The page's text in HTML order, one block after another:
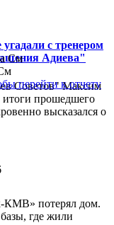
с тренером
Адиева"
Советов" Максим
прошедшего
высказался о
КМВ» потерял дом.
где жили
перейти к отчету